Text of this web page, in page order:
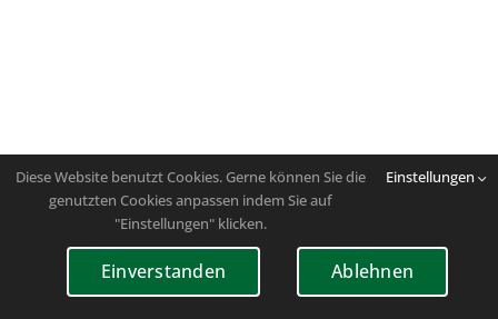
Diese Website benutzt Cookies. Gerne können Sie die
genutzten Cookies anpassen indem Sie auf
"Einstellungen" klicken.
Einstellungen
Einverstanden Ablehnen